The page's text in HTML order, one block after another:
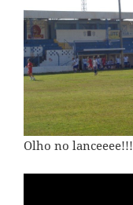
Olho no lanceeee!!!